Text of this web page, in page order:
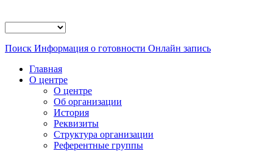
Поиск Информация о готовности Онлайн запись
Главная
О центре
О центре
Об организации
История
Реквизиты
Структура организации
Референтные группы